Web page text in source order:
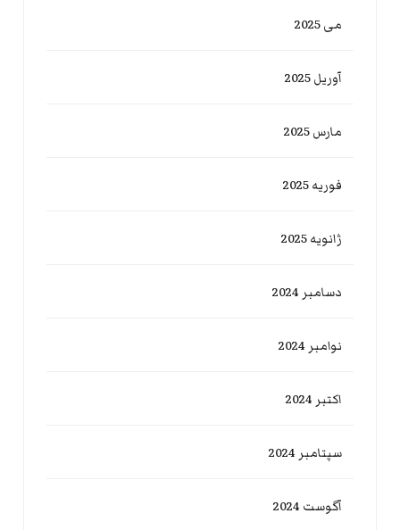
می 2025
آوریل 2025
مارس 2025
فوریه 2025
ژانویه 2025
دسامبر 2024
نوامبر 2024
اکتبر 2024
سپتامبر 2024
آگوست 2024